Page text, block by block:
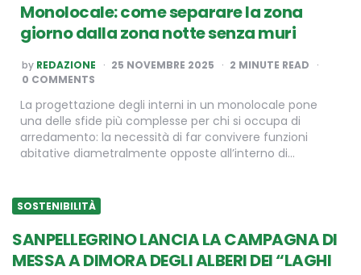
Monolocale: come separare la zona
giorno dalla zona notte senza muri
POSTED
BY
by REDAZIONE 25 NOVEMBRE 2025 2 MINUTE READ
0 COMMENTS
La progettazione degli interni in un monolocale pone
una delle sfide più complesse per chi si occupa di
arredamento: la necessità di far convivere funzioni
abitative diametralmente opposte all’interno di…
SOSTENIBILITÀ
SANPELLEGRINO LANCIA LA CAMPAGNA DI
MESSA A DIMORA DEGLI ALBERI DEI “LAGHI